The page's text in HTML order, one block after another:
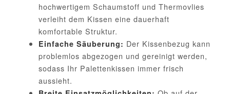
hochwertigem Schaumstoff und Thermovlies
verleiht dem Kissen eine dauerhaft
komfortable Struktur.
Einfache Säuberung: Der Kissenbezug kann
problemlos abgezogen und gereinigt werden,
sodass Ihr Palettenkissen immer frisch
aussieht.